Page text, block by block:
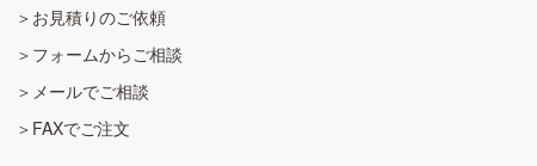
お見積りのご依頼
フォームからご相談
メールでご相談
FAXでご注文